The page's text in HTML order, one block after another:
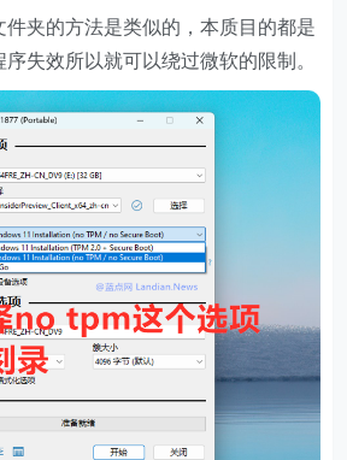
夹的方法是类似的，本质目的都是
失效所以就可以绕过微软的限制。